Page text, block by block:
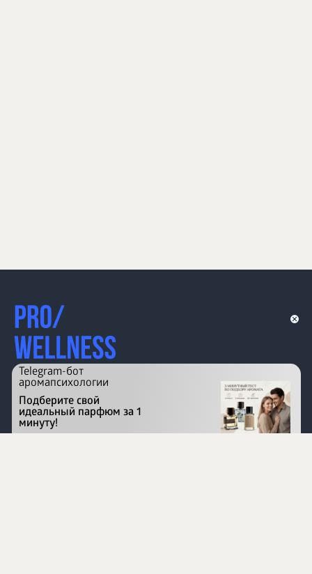
Перейти на сайт
Telegram-бот
аромапсихологии
Подберите свой
идеальный парфюм за 1
минуту!